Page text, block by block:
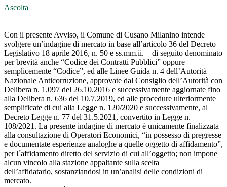
Ascolta
Con il presente Avviso, il Comune di Cusano Milanino intende
svolgere un’indagine di mercato in base all’articolo 36 del Decreto
Legislativo 18 aprile 2016, n. 50 e ss.mm.ii. – di seguito denominato
per brevità anche “Codice dei Contratti Pubblici” oppure
semplicemente “Codice”, ed alle Linee Guida n. 4 dell’Autorità
Nazionale Anticorruzione, approvate dal Consiglio dell’Autorità con
Delibera n. 1.097 del 26.10.2016 e successivamente aggiornate fino
alla Delibera n. 636 del 10.7.2019, ed alle procedure ulteriormente
semplificate di cui alla Legge n. 120/2020 e successivamente, al
Decreto Legge n. 77 del 31.5.2021, convertito in Legge n.
108/2021. La presente indagine di mercato è unicamente finalizzata
alla consultazione di Operatori Economici, “in possesso di pregresse
e documentate esperienze analoghe a quelle oggetto di affidamento”,
per l´affidamento diretto del servizio di cui all’oggetto; non impone
alcun vincolo alla stazione appaltante sulla scelta
dell’affidatario, sostanziandosi in un’analisi delle condizioni di
mercato.